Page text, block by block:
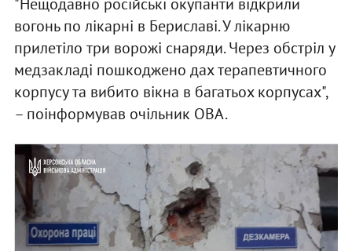
вогонь по лікарні в Бериславі. У лікарню
прилетіло три ворожі снаряди. Через обстріл у
медзакладі пошкоджено дах терапевтичного
корпусу та вибито вікна в багатьох корпусах",
– поінформував очільник ОВА.